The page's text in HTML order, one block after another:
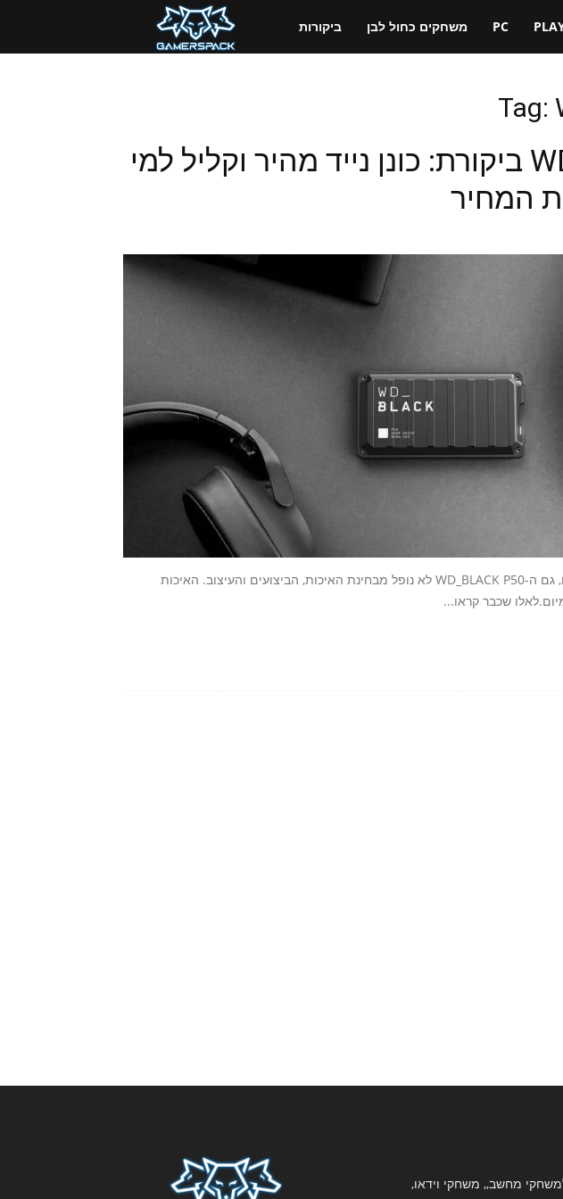
ביקורות משחקים כחול לבן PC
Tag:
WD_BLACK P50 ביקורת: כונן נייד מהיר וקליל למי
המחיר
בהתאם לשאר המוצרים שכבר בחנו, גם ה-WD_BLACK P50 לא נופל מבחינת האיכות, הביצועים והעיצוב. האיכות
שכבר קראו...
מחשב,, משחקי וידאו,